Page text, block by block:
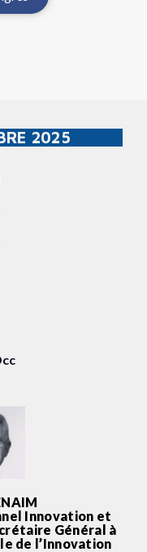
2025
Innovation et
Général à
de l’Innovation